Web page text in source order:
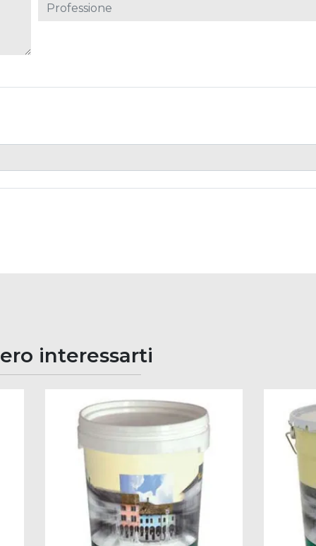
interessarti